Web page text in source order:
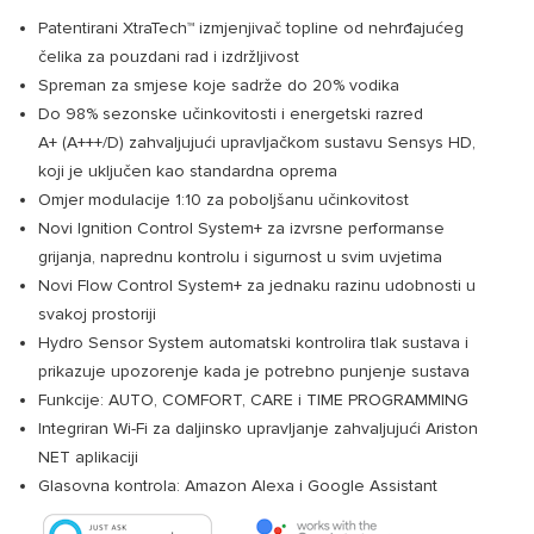
Patentirani XtraTech™ izmjenjivač topline od nehrđajućeg
čelika za pouzdani rad i izdržljivost
Spreman za smjese koje sadrže do 20% vodika
Do 98% sezonske učinkovitosti i energetski razred
A+ (A+++/D) zahvaljujući upravljačkom sustavu Sensys HD,
koji je uključen kao standardna oprema
Omjer modulacije 1:10 za poboljšanu učinkovitost
Novi Ignition Control System+ za izvrsne performanse
grijanja, naprednu kontrolu i sigurnost u svim uvjetima
Novi Flow Control System+ za jednaku razinu udobnosti u
svakoj prostoriji
Hydro Sensor System automatski kontrolira tlak sustava i
prikazuje upozorenje kada je potrebno punjenje sustava
Funkcije: AUTO, COMFORT, CARE i TIME PROGRAMMING
Integriran Wi-Fi za daljinsko upravljanje zahvaljujući Ariston
NET aplikaciji
Glasovna kontrola: Amazon Alexa i Google Assistant